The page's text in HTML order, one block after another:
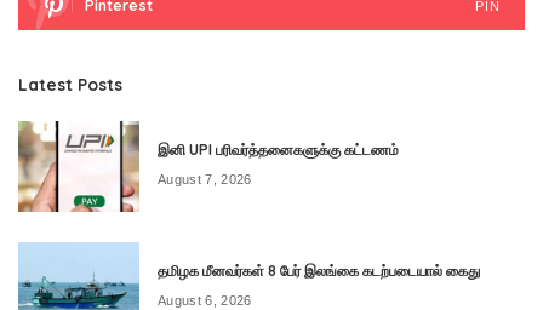
Pinterest PIN
Latest Posts
இனி UPI பரிவர்த்தனைகளுக்கு கட்டணம்
August 7, 2026
தமிழக மீனவர்கள் 8 பேர் இலங்கை கடற்படையால் கைது
August 6, 2026